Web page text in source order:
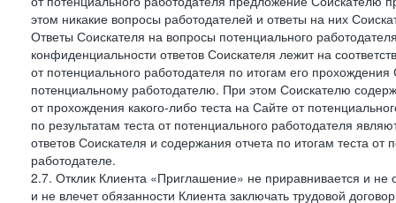
этом никакие вопросы работодателей и ответы на них
Ответы Соискателя на вопросы потенциального
конфиденциальности ответов Соискателя лежит на
от потенциального работодателя по итогам его
потенциальному работодателю. При этом Соискателю
от прохождения какого-либо теста на Сайте от
по результатам теста от потенциального работодателя
ответов Соискателя и содержания отчета по итогам теста
работодателе.
2.7. Отклик Клиента «Приглашение» не приравнивается и
и не влечет обязанности Клиента заключать трудовой